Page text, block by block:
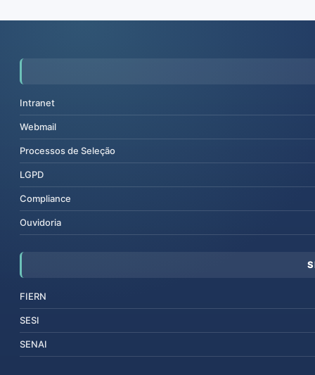
Intranet
Webmail
Processos de Seleção
LGPD
Compliance
Ouvidoria
FIERN
SESI
SENAI